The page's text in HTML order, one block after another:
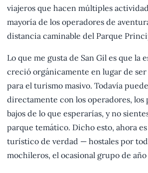
viajeros que hacen múltiples
mayoría de los operadores de
distancia caminable del Parque
Lo que me gusta de San Gil es que la
creció orgánicamente en lugar de
para el turismo masivo. Todavía
directamente con los operadores, los
bajos de lo que esperarías, y no
parque temático. Dicho esto, ahora
turístico de verdad — hostales por
mochileros, el ocasional grupo de año